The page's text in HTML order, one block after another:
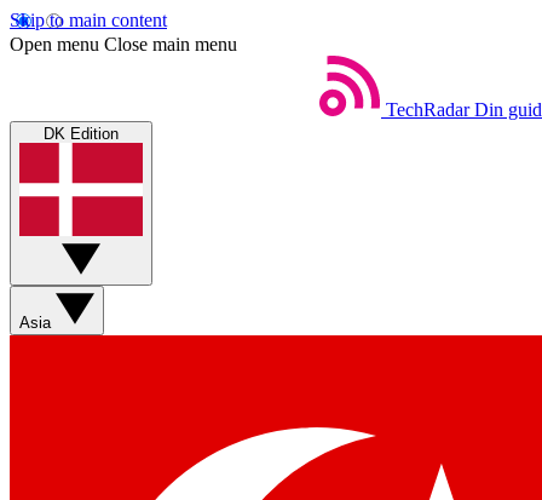
Skip to main content
Open menu Close main menu
TechRadar Din
DK Edition
Asia